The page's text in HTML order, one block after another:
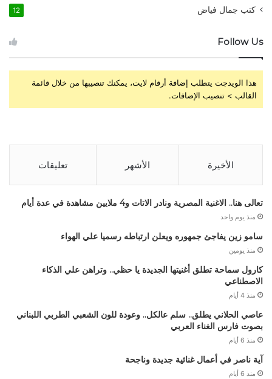
كتب جمال فياض 12
Follow Us
هذا الويدجت يتطلب إضافة أرقام لايت، يمكنك تنصيبها من خلال قائمة
القالب > تنصيب الإضافات.
الأخيرة الأشهر تعليقات
تعالى هنا.. الاغنية المصرية ونادر الاتات و4 ملايين مشاهدة في عدة أيام
منذ يوم واحد
سامو زين يفاجئ جمهوره ويعلن ارتباطه رسميا علي الهواء
منذ يومين
كارول سماحة تطلق أغنيتها الجديدة يا حظي.. وتراهن علي الذكاء
الاصطناعي
منذ 4 أيام
عاصي الحلاني يطلق.. سلم عالكل.. وعودة للون الشعبي الطربي اللبناني
بصوت فارس الغناء العربي
منذ 6 أيام
آية ناصر في أعمال غنائية جديدة وناجحة
منذ 6 أيام